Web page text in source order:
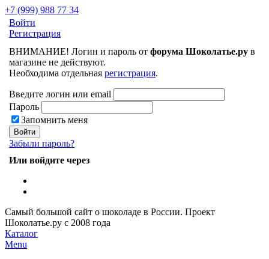
+7 (999) 988 77 34
Войти
Регистрация
ВНИМАНИЕ! Логин и пароль от форума Шоколатье.ру в
магазине не действуют.
Необходима отдельная регистрация.
Введите логин или email
Пароль
Запомнить меня
Забыли пароль?
Или войдите через
Самый большой сайт о шоколаде в России. Проект
Шоколатье.ру с 2008 года
Каталог
Menu